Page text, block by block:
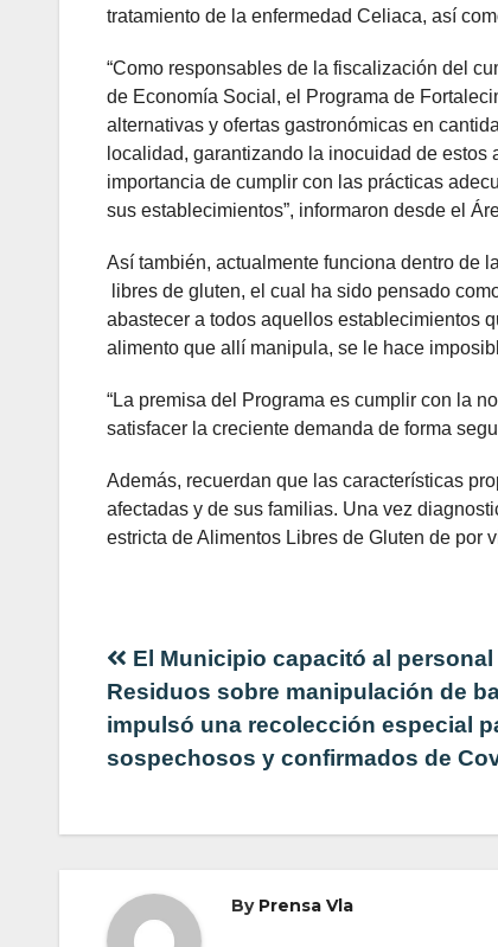
tratamiento de la enfermedad Celiaca, así
“Como responsables de la fiscalización del
de Economía Social, el Programa de
alternativas y ofertas gastronómicas en
localidad, garantizando la inocuidad de
importancia de cumplir con las prácticas
sus establecimientos”, informaron desde el
Así también, actualmente funciona dentro de
libres de gluten, el cual ha sido pensado
abastecer a todos aquellos establecimientos
alimento que allí manipula, se le hace
“La premisa del Programa es cumplir con la
satisfacer la creciente demanda de forma
Además, recuerdan que las características
afectadas y de sus familias. Una vez
estricta de Alimentos Libres de Gluten de por
Navegación
de
entradas
El Municipio capacitó al personal
Residuos sobre manipulación de
impulsó una recolección especial
sospechosos y confirmados de
By Prensa Vla